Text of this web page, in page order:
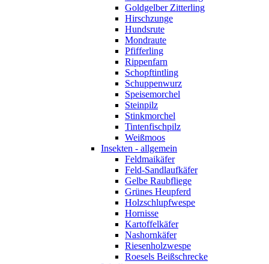
Goldgelber Zitterling
Hirschzunge
Hundsrute
Mondraute
Pfifferling
Rippenfarn
Schopftintling
Schuppenwurz
Speisemorchel
Steinpilz
Stinkmorchel
Tintenfischpilz
Weißmoos
Insekten - allgemein
Feldmaikäfer
Feld-Sandlaufkäfer
Gelbe Raubfliege
Grünes Heupferd
Holzschlupfwespe
Hornisse
Kartoffelkäfer
Nashornkäfer
Riesenholzwespe
Roesels Beißschrecke